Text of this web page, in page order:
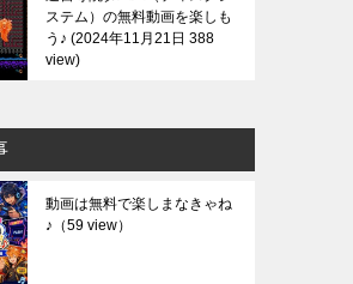
ステム）の無料動画を楽しも
う♪ 2024年11月21日 388
view
動画は無料で楽しまなきゃね
♪ （59 view）